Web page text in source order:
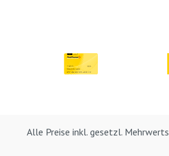
Alle Preise inkl. gesetzl.